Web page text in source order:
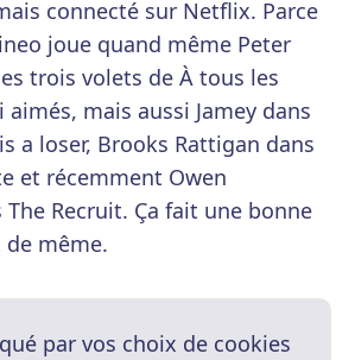
connecté sur Netflix. Parce
joue quand même Peter
trois volets de À tous les
mais aussi Jamey dans
a loser, Brooks Rattigan dans
et récemment Owen
Recruit. Ça fait une bonne
même.
par vos choix de cookies